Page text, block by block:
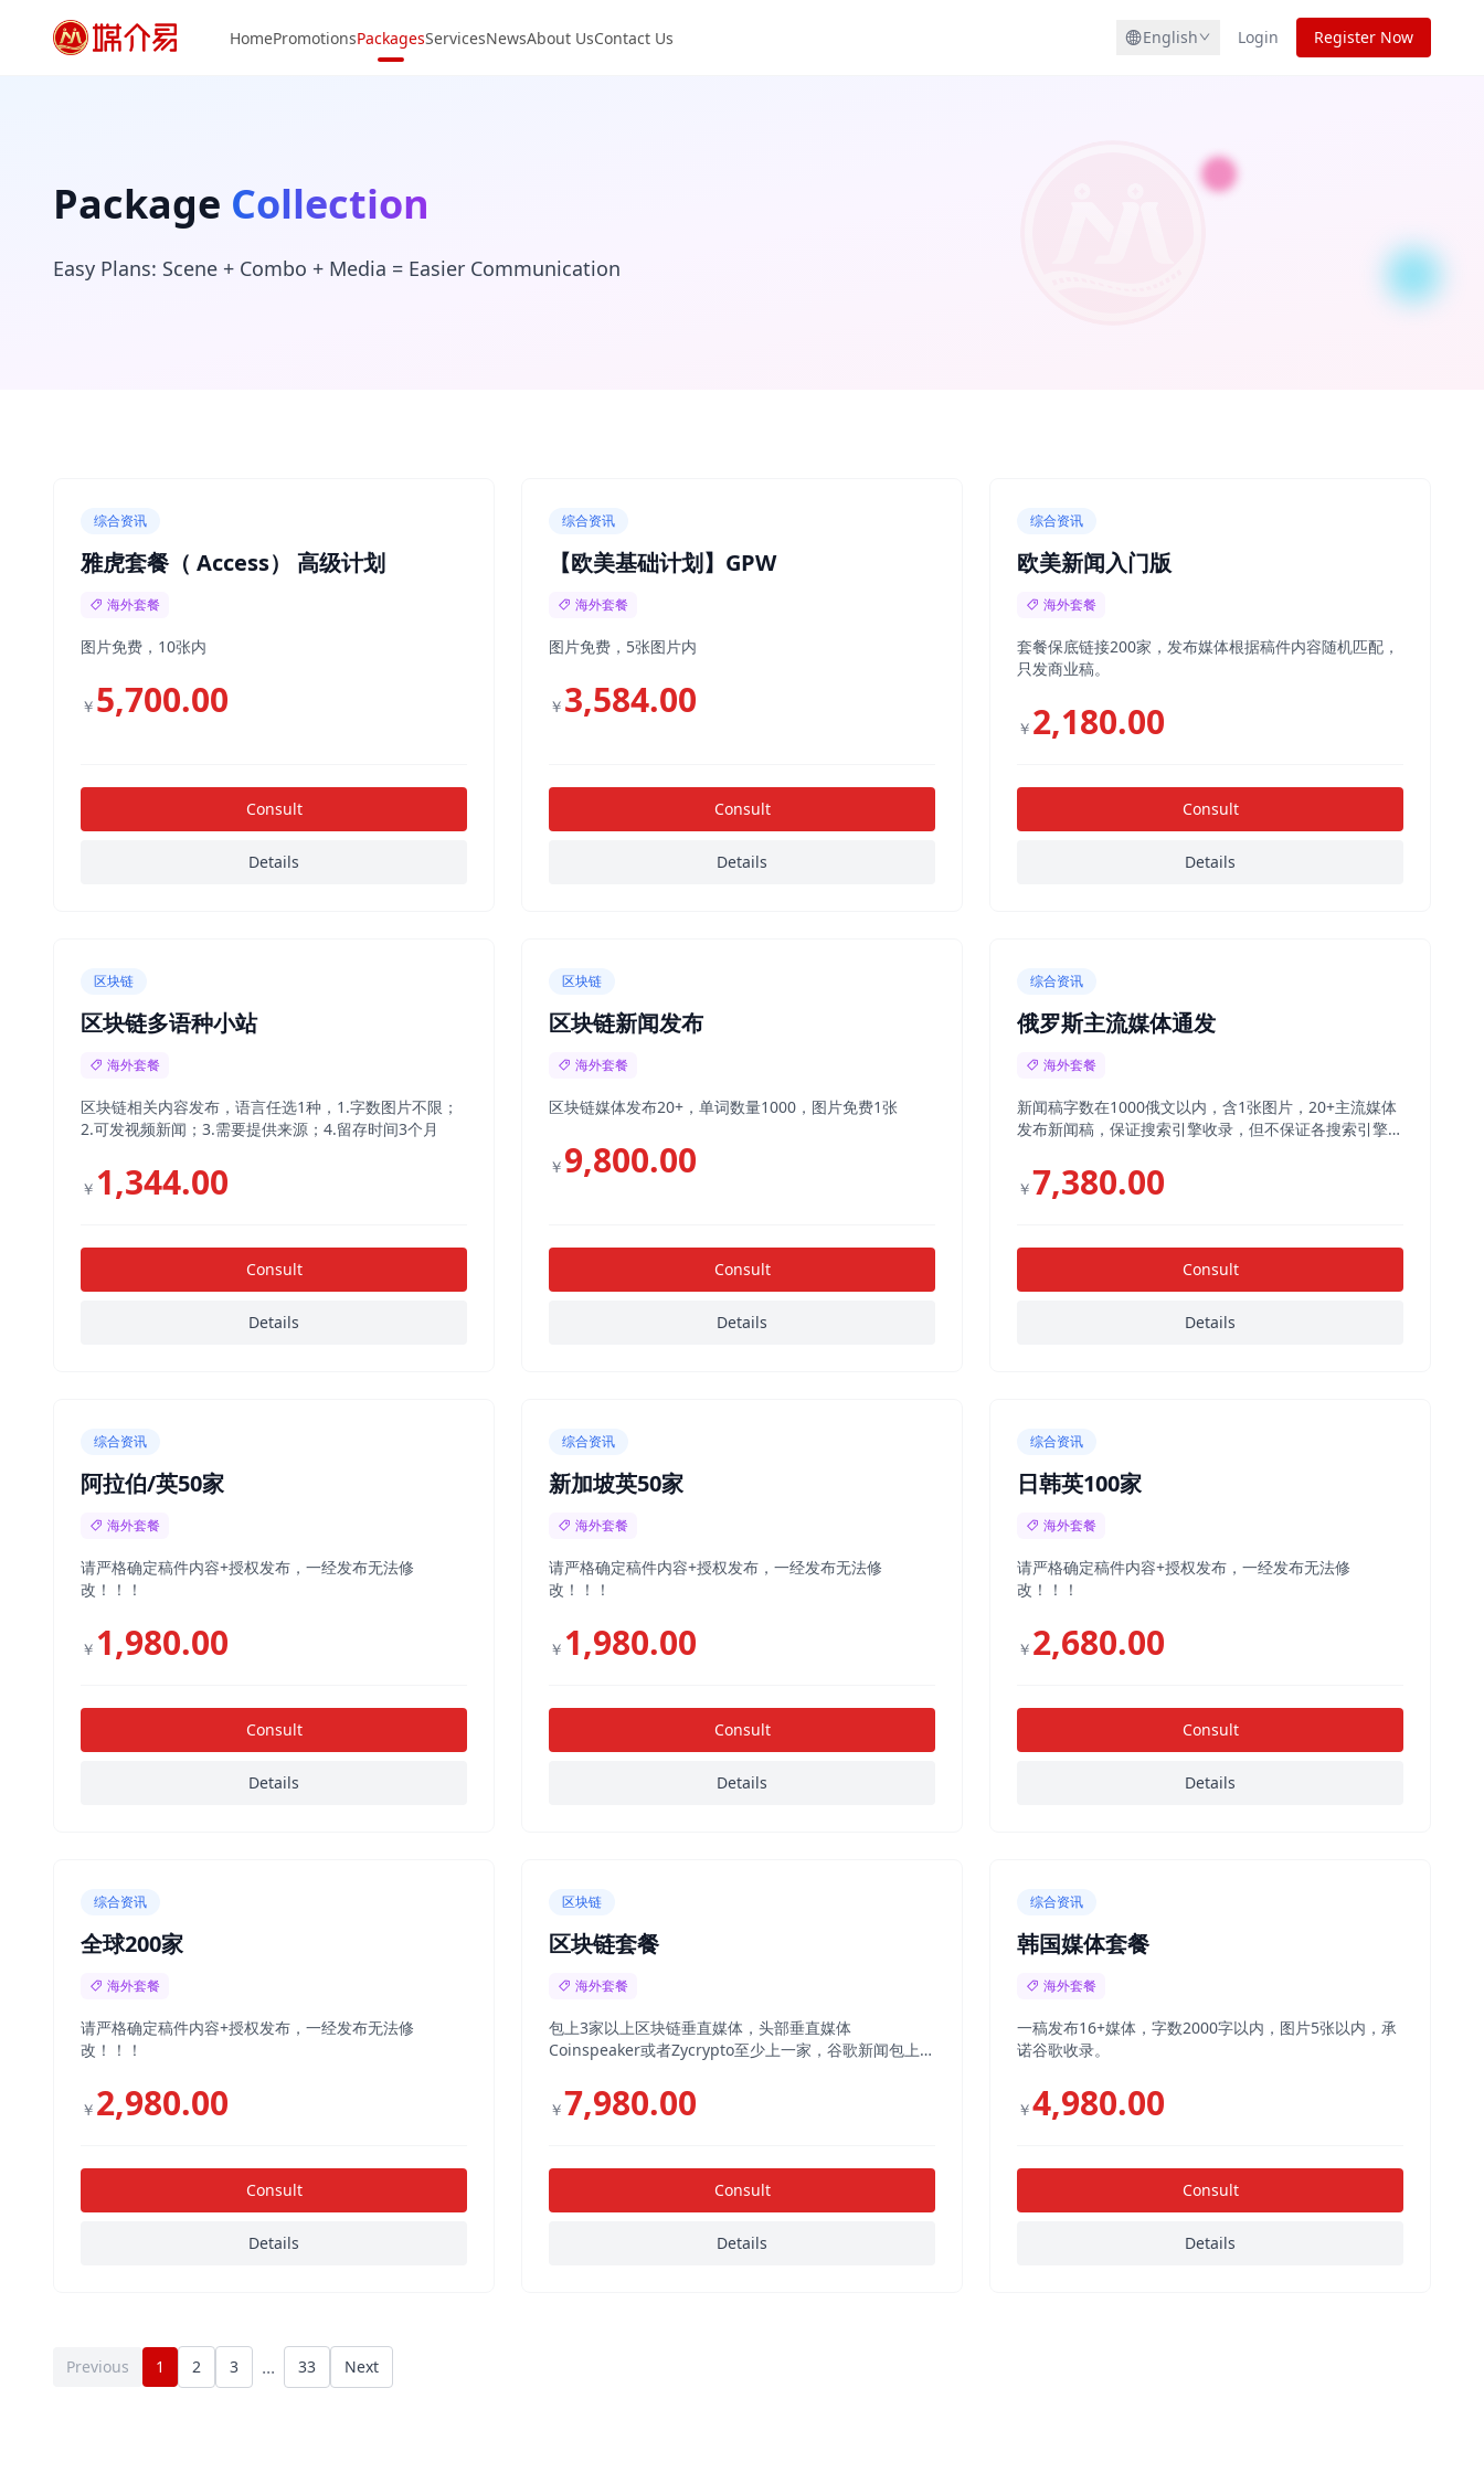
HomePromotionsPackagesServicesNewsAbout UsContact Us English Login Register Now
Package Collection
Easy Plans: Scene + Combo + Media = Easier Communication
综合资讯
雅虎套餐（ Access） 高级计划
海外套餐
图片免费，10张内
￥ 5,700.00
Consult
Details
综合资讯
【欧美基础计划】GPW
海外套餐
图片免费，5张图片内
￥ 3,584.00
Consult
Details
综合资讯
欧美新闻入门版
海外套餐
套餐保底链接200家，发布媒体根据稿件内容随机匹配，
只发商业稿。
￥ 2,180.00
Consult
Details
区块链
区块链多语种小站
海外套餐
区块链相关内容发布，语言任选1种，1.字数图片不限；
2.可发视频新闻；3.需要提供来源；4.留存时间3个月
￥ 1,344.00
Consult
Details
区块链
区块链新闻发布
海外套餐
区块链媒体发布20+，单词数量1000，图片免费1张
￥ 9,800.00
Consult
Details
综合资讯
俄罗斯主流媒体通发
海外套餐
新闻稿字数在1000俄文以内，含1张图片，20+主流媒体
发布新闻稿，保证搜索引擎收录，但不保证各搜索引擎具
￥7,380.00
Consult
Details
综合资讯
阿拉伯/英50家
海外套餐
请严格确定稿件内容+授权发布，一经发布无法修
改！！！
￥ 1,980.00
Consult
Details
综合资讯
新加坡英50家
海外套餐
请严格确定稿件内容+授权发布，一经发布无法修
改！！！
￥ 1,980.00
Consult
Details
综合资讯
日韩英100家
海外套餐
请严格确定稿件内容+授权发布，一经发布无法修
改！！！
￥ 2,680.00
Consult
Details
综合资讯
全球200家
海外套餐
请严格确定稿件内容+授权发布，一经发布无法修
改！！！
￥ 2,980.00
Consult
Details
区块链
区块链套餐
海外套餐
包上3家以上区块链垂直媒体，头部垂直媒体
Coinspeaker或者Zycrypto至少上一家，谷歌新闻包上，
￥7,980.00
Consult
Details
综合资讯
韩国媒体套餐
海外套餐
一稿发布16+媒体，字数2000字以内，图片5张以内，承
诺谷歌收录。
￥4,980.00
Consult
Details
Previous 1 2 3 ... 33 Next